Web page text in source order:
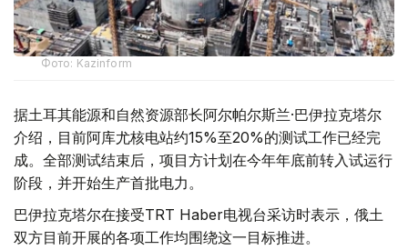
Фото: Kazinform
据土耳其能源和自然资源部长阿尔帕尔斯兰·巴伊拉克塔尔
介绍，目前阿库尤核电站约15%至20%的测试工作已经完
成。全部测试结束后，项目方计划在今年年底前转入试运行
阶段，并开始生产首批电力。
巴伊拉克塔尔在接受TRT Haber电视台采访时表示，俄土
双方目前开展的各项工作均围绕这一目标推进。